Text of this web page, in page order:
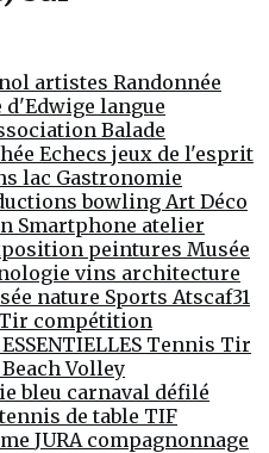
artistes Randonnée
d'Edwige langue
Balade
Echecs jeux de l'esprit
lac Gastronomie
bowling Art Déco
Smartphone atelier
peintures Musée
vins architecture
nature Sports Atscaf31
Tir compétition
Tennis Tir
Beach Volley
bleu carnaval défilé
tennis de table TIF
JURA compagnonnage